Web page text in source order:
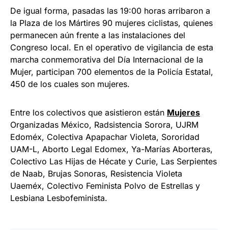
De igual forma, pasadas las 19:00 horas arribaron a
la Plaza de los Mártires 90 mujeres ciclistas, quienes
permanecen aún frente a las instalaciones del
Congreso local. En el operativo de vigilancia de esta
marcha conmemorativa del Día Internacional de la
Mujer, participan 700 elementos de la Policía Estatal,
450 de los cuales son mujeres.
Entre los colectivos que asistieron están Mujeres
Organizadas México, Radsistencia Sorora, UJRM
Edoméx, Colectiva Apapachar Violeta, Sororidad
UAM-L, Aborto Legal Edomex, Ya-Marías Aborteras,
Colectivo Las Hijas de Hécate y Curie, Las Serpientes
de Naab, Brujas Sonoras, Resistencia Violeta
Uaeméx, Colectivo Feminista Polvo de Estrellas y
Lesbiana Lesbofeminista.